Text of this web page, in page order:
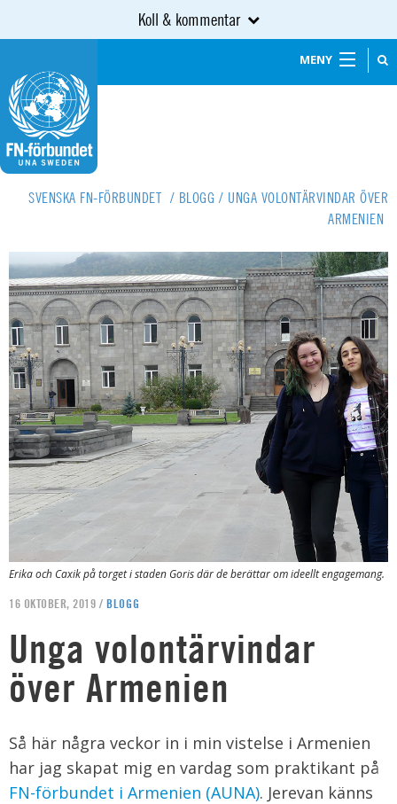
Koll & kommentar
MENY
SVENSKA FN-FÖRBUNDET / BLOGG / UNGA VOLONTÄRVINDAR ÖVER
ARMENIEN
Erika och Caxik på torget i staden Goris där de berättar om ideellt engagemang.
16 OKTOBER, 2019 / BLOGG
Unga volontärvindar
över Armenien
Så här några veckor in i min vistelse i Armenien
har jag skapat mig en vardag som praktikant på
FN-förbundet i Armenien (AUNA). Jerevan känns